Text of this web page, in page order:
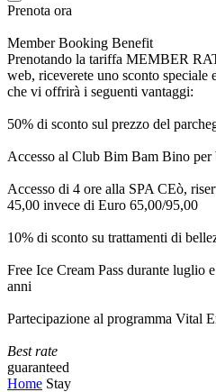
Prenota ora
Member Booking Benefit
Prenotando la tariffa MEMBER
web, riceverete uno sconto speciale
che vi offrirà i seguenti vantaggi:
50% di sconto sul prezzo del
Accesso al Club Bim Bam Bino per
Accesso di 4 ore alla SPA CEò,
45,00 invece di Euro 65,00/95,00
10% di sconto su trattamenti di
Free Ice Cream Pass durante luglio
anni
Partecipazione al programma Vital
Best rate
guaranteed
Home Stay